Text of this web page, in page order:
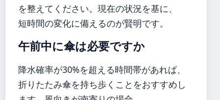
を整えてください。現在の状況を基に、
短時間の変化に備えるのが賢明です。
午前中に傘は必要ですか
降水確率が30%を超える時間帯があれば、
折りたたみ傘を持ち歩くことをおすすめし